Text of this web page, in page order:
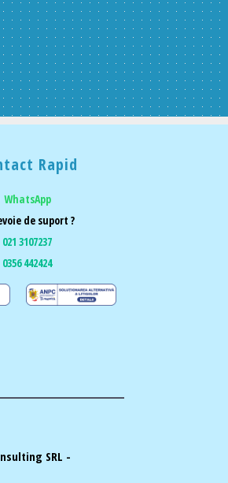
Rapid
WhatsApp
de suport ?
021 3107237
0356 442424
SRL -